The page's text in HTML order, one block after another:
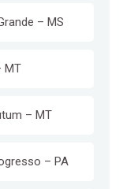
– MS
MT
– MT
– PA